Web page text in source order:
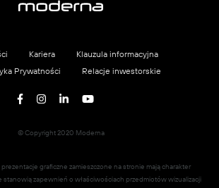
Kariera
Klauzula informacyjna
Prywatności
Relacje inwestorskie
© Copyright 2020 Moderna
graficzne zamieszczone na stronie mają charakter
stanowią zapewnień o właściwościach przedmiotów wizualizacji